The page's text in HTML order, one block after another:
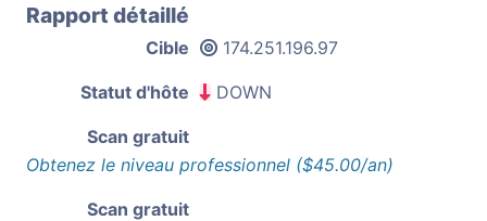
Rapport détaillé
Cible 174.251.196.97
Statut d'hôte DOWN
Scan gratuit
Obtenez le niveau professionnel ($45.00/an)
Scan gratuit